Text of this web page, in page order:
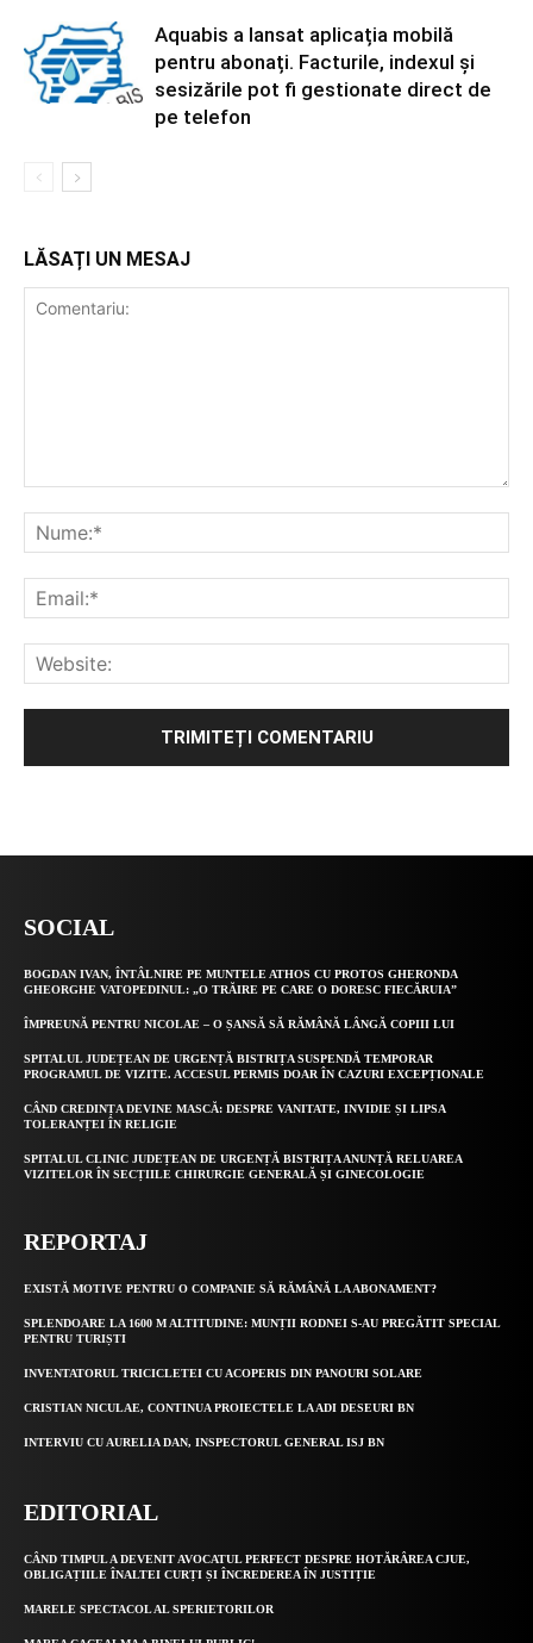
Aquabis a lansat aplicația mobilă
pentru abonați. Facturile, indexul și
sesizările pot fi gestionate direct de
pe telefon
LĂSAȚI UN MESAJ
SOCIAL
BOGDAN IVAN, ÎNTÂLNIRE PE MUNTELE ATHOS CU PROTOS GHERONDA
GHEORGHE VATOPEDINUL: „O TRĂIRE PE CARE O DORESC FIECĂRUIA”
ÎMPREUNĂ PENTRU NICOLAE – O ȘANSĂ SĂ RĂMÂNĂ LÂNGĂ COPIII LUI
SPITALUL JUDEȚEAN DE URGENȚĂ BISTRIȚA SUSPENDĂ TEMPORAR
PROGRAMUL DE VIZITE. ACCESUL PERMIS DOAR ÎN CAZURI EXCEPȚIONALE
CÂND CREDINȚA DEVINE MASCĂ: DESPRE VANITATE, INVIDIE ȘI LIPSA
TOLERANȚEI ÎN RELIGIE
SPITALUL CLINIC JUDEȚEAN DE URGENȚĂ BISTRIȚA ANUNȚĂ RELUAREA
VIZITELOR ÎN SECȚIILE CHIRURGIE GENERALĂ ȘI GINECOLOGIE
REPORTAJ
EXISTĂ MOTIVE PENTRU O COMPANIE SĂ RĂMÂNĂ LA ABONAMENT?
SPLENDOARE LA 1600 M ALTITUDINE: MUNȚII RODNEI S-AU PREGĂTIT SPECIAL
PENTRU TURIȘTI
INVENTATORUL TRICICLETEI CU ACOPERIS DIN PANOURI SOLARE
CRISTIAN NICULAE, CONTINUA PROIECTELE LA ADI DESEURI BN
INTERVIU CU AURELIA DAN, INSPECTORUL GENERAL ISJ BN
EDITORIAL
CÂND TIMPUL A DEVENIT AVOCATUL PERFECT DESPRE HOTĂRÂREA CJUE,
OBLIGAȚIILE ÎNALTEI CURȚI ȘI ÎNCREDEREA ÎN JUSTIȚIE
MARELE SPECTACOL AL SPERIETORILOR